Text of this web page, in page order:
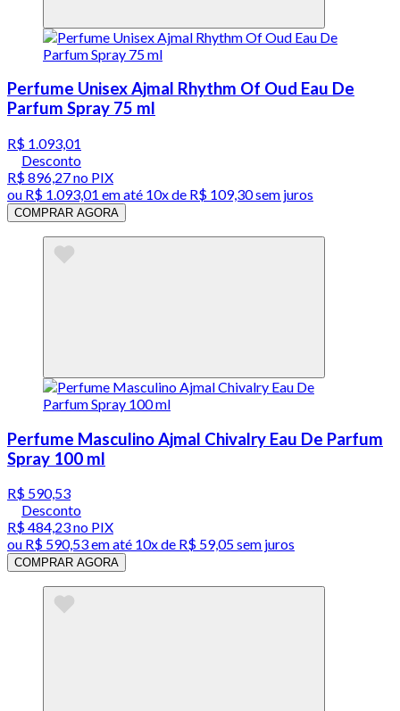
Perfume Unisex Ajmal Rhythm Of Oud Eau De
Parfum Spray 75 ml
R$ 1.093,01
Desconto
R$ 896,27no PIX
ou R$ 1.093,01 em até 10x de R$ 109,30 sem juros
COMPRAR AGORA
Perfume Masculino Ajmal Chivalry Eau De Parfum
Spray 100 ml
R$ 590,53
Desconto
R$ 484,23no PIX
ou R$ 590,53em até 10x de R$ 59,05 sem juros
COMPRAR AGORA